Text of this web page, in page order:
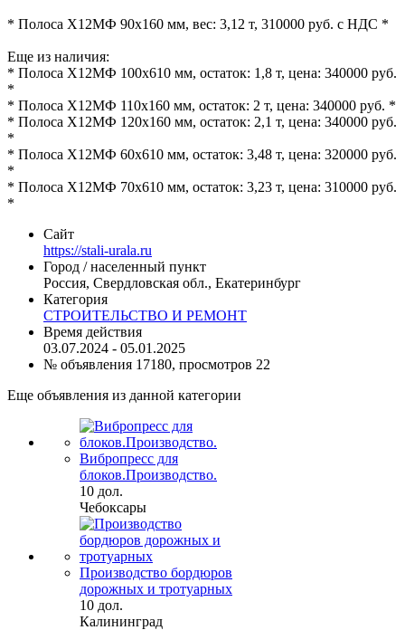
* Полоса Х12МФ 90х160 мм, вес: 3,12 т, 310000 руб. с НДС *
Еще из наличия:
* Полоса Х12МФ 100х610 мм, остаток: 1,8 т, цена: 340000 руб.
*
* Полоса Х12МФ 110х160 мм, остаток: 2 т, цена: 340000 руб. *
* Полоса Х12МФ 120х160 мм, остаток: 2,1 т, цена: 340000 руб.
*
* Полоса Х12МФ 60х610 мм, остаток: 3,48 т, цена: 320000 руб.
*
* Полоса Х12МФ 70х610 мм, остаток: 3,23 т, цена: 310000 руб.
*
Сайт
https://stali-urala.ru
Город / населенный пункт
Россия, Свердловская обл., Екатеринбург
Категория
СТРОИТЕЛЬСТВО И РЕМОНТ
Время действия
03.07.2024 - 05.01.2025
№ объявления 17180, просмотров 22
Еще объявления из данной категории
Вибропресс для
блоков.Производство.
10 дол.
Чебоксары
Производство бордюров
дорожных и тротуарных
10 дол.
Калининград